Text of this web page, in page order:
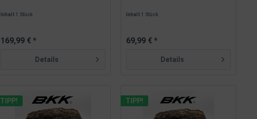
Inhalt1 Stück
169,99 € *
Details
Inhalt1 Stück
69,99 € *
Details
TIPP! TIPP!